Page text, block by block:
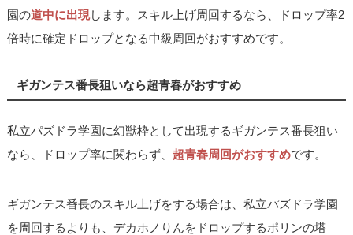
園の道中に出現します。スキル上げ周回するなら、ドロップ率2
倍時に確定ドロップとなる中級周回がおすすめです。
ギガンテス番長狙いなら超青春がおすすめ
私立パズドラ学園に幻獣枠として出現するギガンテス番長狙い
なら、ドロップ率に関わらず、 超青春周回がおすすめです。
ギガンテス番長のスキル上げをする場合は、私立パズドラ学園
を周回するよりも、デカホノりんをドロップするポリンの塔